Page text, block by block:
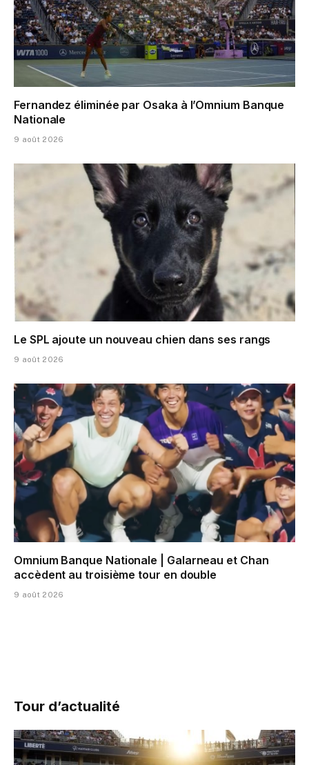
Fernandez éliminée par Osaka à l’Omnium Banque
Nationale
9 août 2026
Le SPL ajoute un nouveau chien dans ses rangs
9 août 2026
Omnium Banque Nationale | Galarneau et Chan
accèdent au troisième tour en double
9 août 2026
Tour d’actualité